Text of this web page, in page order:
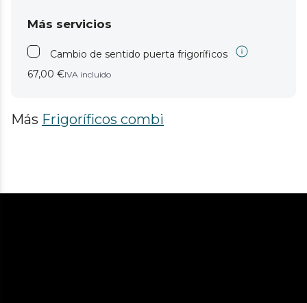
Más servicios
Cambio de sentido puerta frigoríficos
67,00 €IVA incluido
Más Frigoríficos combi